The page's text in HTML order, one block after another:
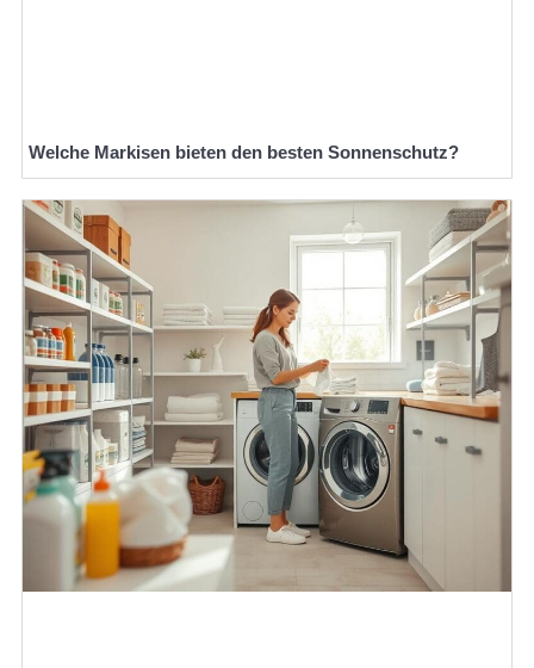
Welche Markisen bieten den besten Sonnenschutz?